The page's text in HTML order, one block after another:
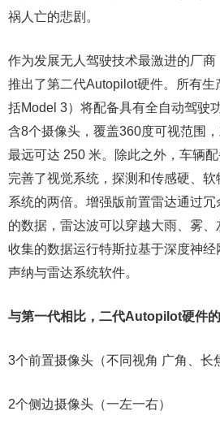
祸人亡的悲剧。
作为发展无人驾驶技术最激进的厂商
推出了第二代Autopilot硬件。所有
括Model 3）将配备具有全自动驾驶
含8个摄像头，覆盖360度可视范围
最远可达 250 米。除此之外，车辆
完善了视觉系统，探测和传感硬、
系统的两倍。增强版前置雷达通过
的数据，雷达波可以穿越大雨、雾、
收集的数据运行特斯拉基于深度神经
声纳与雷达系统软件。
与第一代相比，二代Autopilot硬件的
3个前置摄像头（不同视角 广角、长
2个侧边摄像头（一左一右）